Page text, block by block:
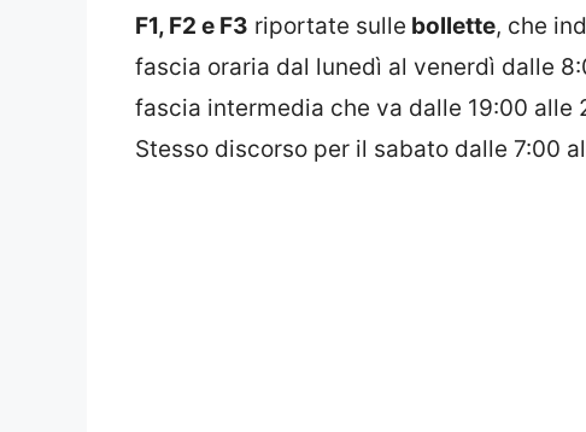
F1, F2 e F3 riportate sulle bollette, che
fascia oraria dal lunedì al venerdì dalle
fascia intermedia che va dalle 19:00
Stesso discorso per il sabato dalle 7:00